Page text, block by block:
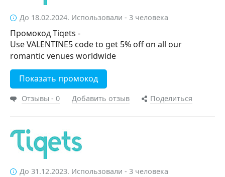
До 18.02.2024. Использовали - 3 человека
Промокод Tiqets -
Use VALENTINE5 code to get 5% off on all our
romantic venues worldwide
Показать промокод
Отзывы - 0 Добавить отзыв Поделиться
До 31.12.2023. Использовали - 3 человека